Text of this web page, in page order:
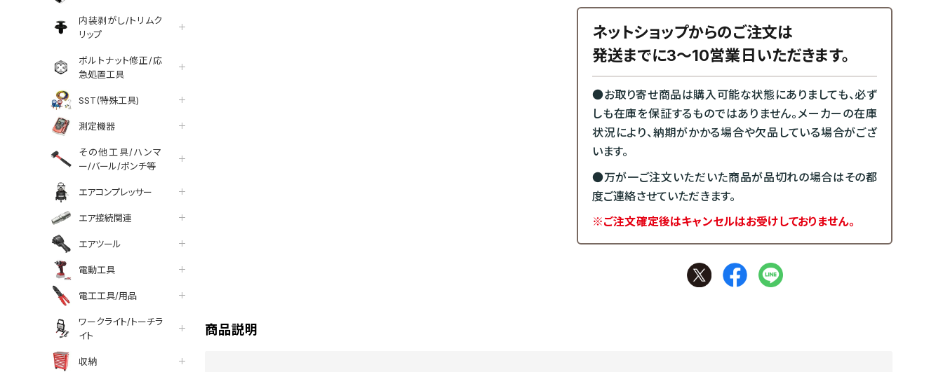
内装剥がし/トリムク
リップ
ボルトナット修正/応
急処置工具
SST(特殊工具)
測定機器
その他工具/ハンマ
ー/バール/ポンチ等
エアコンプレッサー
エア接続関連
エアツール
電動工具
電工工具/用品
ワークライト/トーチラ
イト
収納
ネットショップからのご注文は
発送までに3～10営業日いただきます。
●お取り寄せ商品は購入可能な状態にありましても、必ず
しも在庫を保証するものではありません。メーカーの在庫
状況により、納期がかかる場合や欠品している場合がござ
います。
●万が一ご注文いただいた商品が品切れの場合はその都
度ご連絡させていただきます。
※ご注文確定後はキャンセルはお受けしておりません。
facebook
line
商品説明